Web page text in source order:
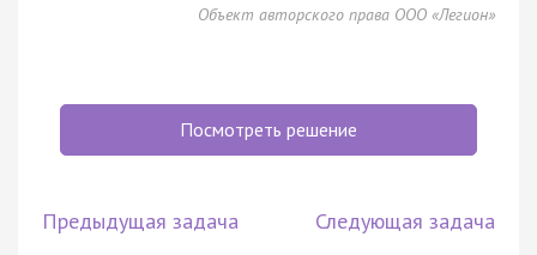
Объект авторского права ООО «Легион»
Посмотреть решение
Предыдущая задача Следующая задача